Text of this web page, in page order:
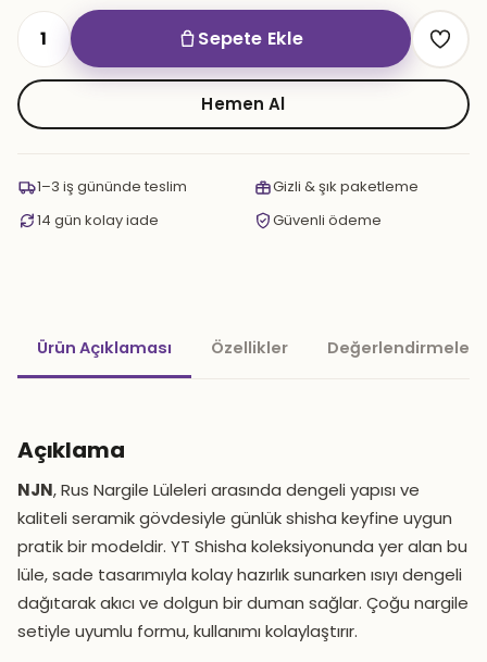
NJN
adet
Sepete Ekle
Hemen Al
1–3 iş gününde teslim
Gizli & şık paketleme
14 gün kolay iade
Güvenli ödeme
Ürün Açıklaması Özellikler Değerlendirmeler
Açıklama
NJN, Rus Nargile Lüleleri arasında dengeli yapısı ve
kaliteli seramik gövdesiyle günlük shisha keyfine uygun
pratik bir modeldir. YT Shisha koleksiyonunda yer alan bu
lüle, sade tasarımıyla kolay hazırlık sunarken ısıyı dengeli
dağıtarak akıcı ve dolgun bir duman sağlar. Çoğu nargile
setiyle uyumlu formu, kullanımı kolaylaştırır.